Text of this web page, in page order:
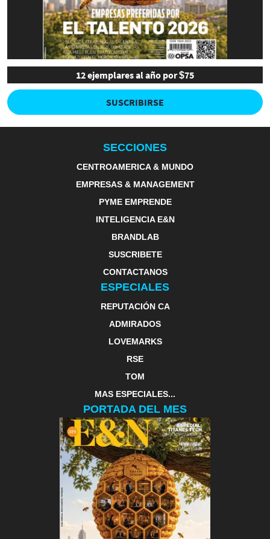
12 ejemplares al año por $75
SUSCRIBIRSE
SECCIONES
CENTROAMERICA & MUNDO
EMPRESAS & MANAGEMENT
PYME EMPRENDE
INTELIGENCIA E&N
BRANDLAB
SUSCRIBETE
CONTACTANOS
ESPECIALES
REPUTACIÓN CA
ADMIRADOS
LOVEMARKS
RSE
TOM
MAS ESPECIALES...
PORTADA DEL MES